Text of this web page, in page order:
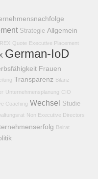
Strategie Allgemein
Quote Executive Placement
German-IoD
Frauen
Transparenz Bilanz
Unternehmensplanung CIO
Coaching Wechsel Studie
Non Executive Directors
Beirat